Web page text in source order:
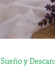
Sueño y